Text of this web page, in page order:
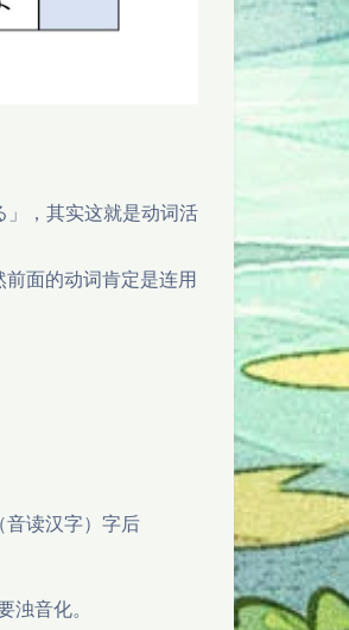
」，其实这就是动词活
面的动词肯定是连用
音读汉字）字后
浊音化。